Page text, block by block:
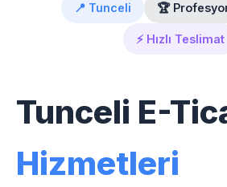
📍 Tunceli 🏆
⚡ Hızlı Teslimat
Tunceli E-
Hizmetleri